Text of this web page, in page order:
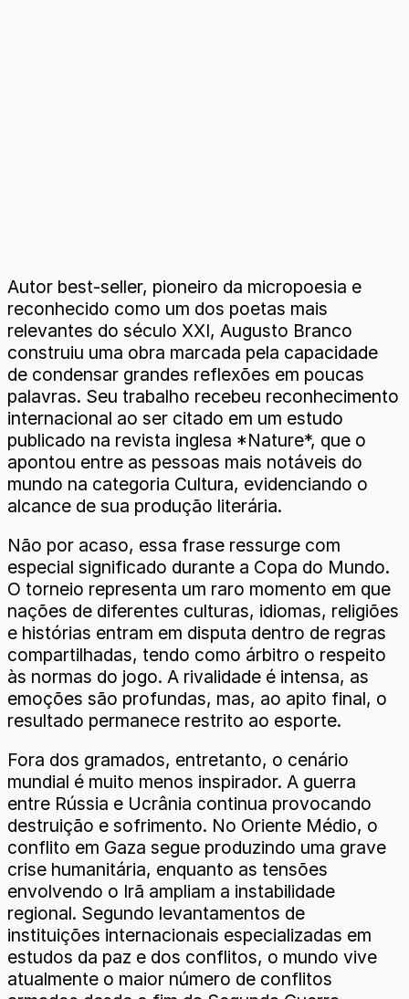
Autor best-seller, pioneiro da micropoesia e
reconhecido como um dos poetas mais
relevantes do século XXI, Augusto Branco
construiu uma obra marcada pela capacidade
de condensar grandes reflexões em poucas
palavras. Seu trabalho recebeu reconhecimento
internacional ao ser citado em um estudo
publicado na revista inglesa *Nature*, que o
apontou entre as pessoas mais notáveis do
mundo na categoria Cultura, evidenciando o
alcance de sua produção literária.
Não por acaso, essa frase ressurge com
especial significado durante a Copa do Mundo.
O torneio representa um raro momento em que
nações de diferentes culturas, idiomas, religiões
e histórias entram em disputa dentro de regras
compartilhadas, tendo como árbitro o respeito
às normas do jogo. A rivalidade é intensa, as
emoções são profundas, mas, ao apito final, o
resultado permanece restrito ao esporte.
Fora dos gramados, entretanto, o cenário
mundial é muito menos inspirador. A guerra
entre Rússia e Ucrânia continua provocando
destruição e sofrimento. No Oriente Médio, o
conflito em Gaza segue produzindo uma grave
crise humanitária, enquanto as tensões
envolvendo o Irã ampliam a instabilidade
regional. Segundo levantamentos de
instituições internacionais especializadas em
estudos da paz e dos conflitos, o mundo vive
atualmente o maior número de conflitos